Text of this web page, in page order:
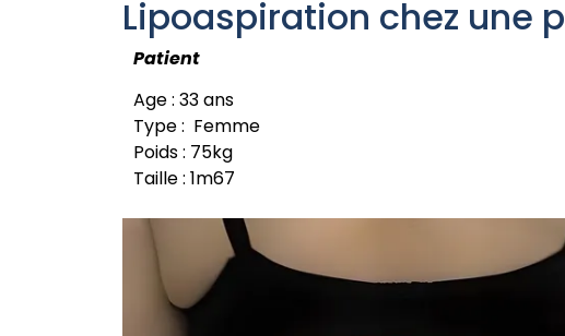
Lipoaspiration chez une
Patient
Age : 33 ans
Type : Femme
Poids : 75kg
Taille : 1m67